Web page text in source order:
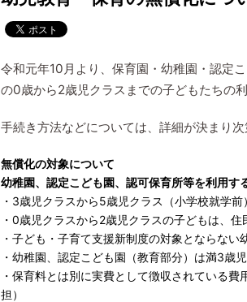
令和元年10月より、保育園・幼稚園・認定
の0歳から2歳児クラスまでの子どもたちの
手続き方法などについては、詳細が決まり
無償化の対象について
幼稚園、認定こども園、認可保育所等を利用す
・3歳児クラスから5歳児クラス（小学校就学
・0歳児クラスから2歳児クラスの子どもは、
・子ども・子育て支援新制度の対象とならな
・幼稚園、認定こども園（教育部分）は満3歳
・保育料とは別に実費として徴収されている
担）